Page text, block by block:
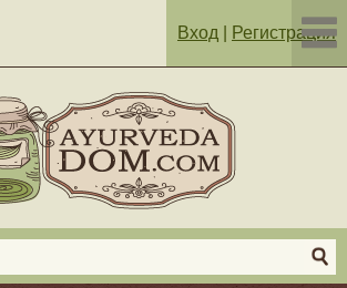
Вход Регистрация